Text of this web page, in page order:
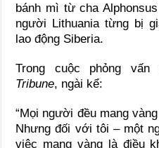
bánh mì từ cha
người Lithuania từng bị
lao động Siberia.
Trong cuộc phỏng
Tribune, ngài kể:
“Mọi người đều mang
Nhưng đối với tôi – một
việc mang vàng là điều